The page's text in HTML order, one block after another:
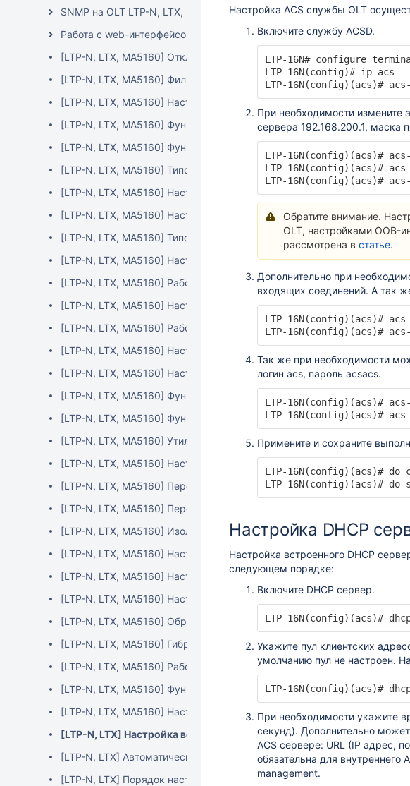
SNMP на OLT LTP-N, LTX, MA5160
Работа с web-интерфейсом OLT LTP-N, LTX
[LTP-N, LTX, MA5160] Отключение постраничного вывода
[LTP-N, LTX, MA5160] Фильтрация результатов команд в CLI
[LTP-N, LTX, MA5160] Настройка management ACL
[LTP-N, LTX, MA5160] Функционал mac-table-limit
[LTP-N, LTX, MA5160] Функционал LLDP
[LTP-N, LTX, MA5160] Типовая настройка SFP-ONU
[LTP-N, LTX, MA5160] Настройка AAA
[LTP-N, LTX, MA5160] Настройка параметров management
[LTP-N, LTX, MA5160] Типовая настройка NTU-1
[LTP-N, LTX, MA5160] Настройка зеркалирования
[LTP-N, LTX, MA5160] Работа с MAC таблицей
[LTP-N, LTX, MA5160] Настройка сервисных моделей
[LTP-N, LTX, MA5160] Работа с конфигурацией OLT
[LTP-N, LTX, MA5160] Настройка NTP
[LTP-N, LTX, MA5160] Настройка VLAN на интерфейсах
[LTP-N, LTX, MA5160] Функционал ONT autofind
[LTP-N, LTX, MA5160] Функционал IGMP Report Suppression
[LTP-N, LTX, MA5160] Утилизация канала сервисами ONT
[LTP-N, LTX, MA5160] Настройка логирования
[LTP-N, LTX, MA5160] Передача трафика между front-port (bridging)
[LTP-N, LTX, MA5160] Передача трафика между pon-port (bridging)
[LTP-N, LTX, MA5160] Изоляция портов
[LTP-N, LTX, MA5160] Настройка VLAN на ONT (OMCI/RG схемы)
[LTP-N, LTX, MA5160] Настройка RG услуг через OMCI средствами OLT
[LTP-N, LTX, MA5160] Настройка IGMP snooping и мониторинг
[LTP-N, LTX, MA5160] Обработка IPTV multicast трафика на ONT
[LTP-N, LTX, MA5160] Гибридная схема предоставления услуг
[LTP-N, LTX, MA5160] Работа с L3 интерфейсами OLT
[LTP-N, LTX, MA5160] Функционал ACL
[LTP-N, LTX, MA5160] Настройка Q-in-Q на LAN-портах
[LTP-N, LTX] Настройка встроенного ACS сервера
[LTP-N, LTX] Автоматическая активация ONT
[LTP-N, LTX] Порядок настройки VLAN и услуг ONT (сравнение с LTP-X)
Настройка ACS службы OLT
Включите службу ACSD.
LTP-16N# configure
LTP-16N(config)# ip acs
LTP-16N(config)(acs)#
При необходимости измените
сервера 192.168.200.1, маска
LTP-16N(config)(acs)#
LTP-16N(config)(acs)#
LTP-16N(config)(acs)#
Обратите внимание.
OLT, настройками OOB-
рассмотрена в статье.
Дополнительно при
входящих соединений. А так
LTP-16N(config)(acs)#
LTP-16N(config)(acs)#
Так же при необходимости
логин acs, пароль acsacs.
LTP-16N(config)(acs)#
LTP-16N(config)(acs)#
Примените и сохраните
LTP-16N(config)(acs)# do
LTP-16N(config)(acs)# do
Настройка DHCP
Настройка встроенного DHCP
следующем порядке:
Включите DHCP сервер.
LTP-16N(config)(acs)#
Укажите пул клиентских
умолчанию пул не настроен.
LTP-16N(config)(acs)#
При необходимости укажите
секунд). Дополнительно
ACS сервере: URL (IP адрес,
обязательна для
management.